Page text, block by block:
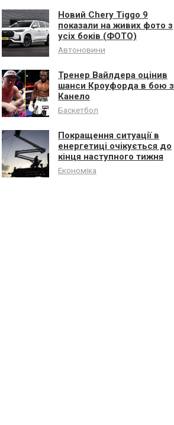
Новий Chery Tiggo 9
показали на живих фото з
усіх боків (ФОТО)
Автоновини
Тренер Вайлдера оцінив
шанси Кроуфорда в бою з
Канело
Баскетбол
Покращення ситуації в
енергетиці очікується до
кінця наступного тижня
Економіка